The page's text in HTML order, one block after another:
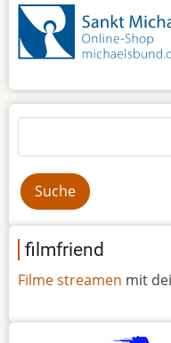
filmfriend
Filme streamen mit